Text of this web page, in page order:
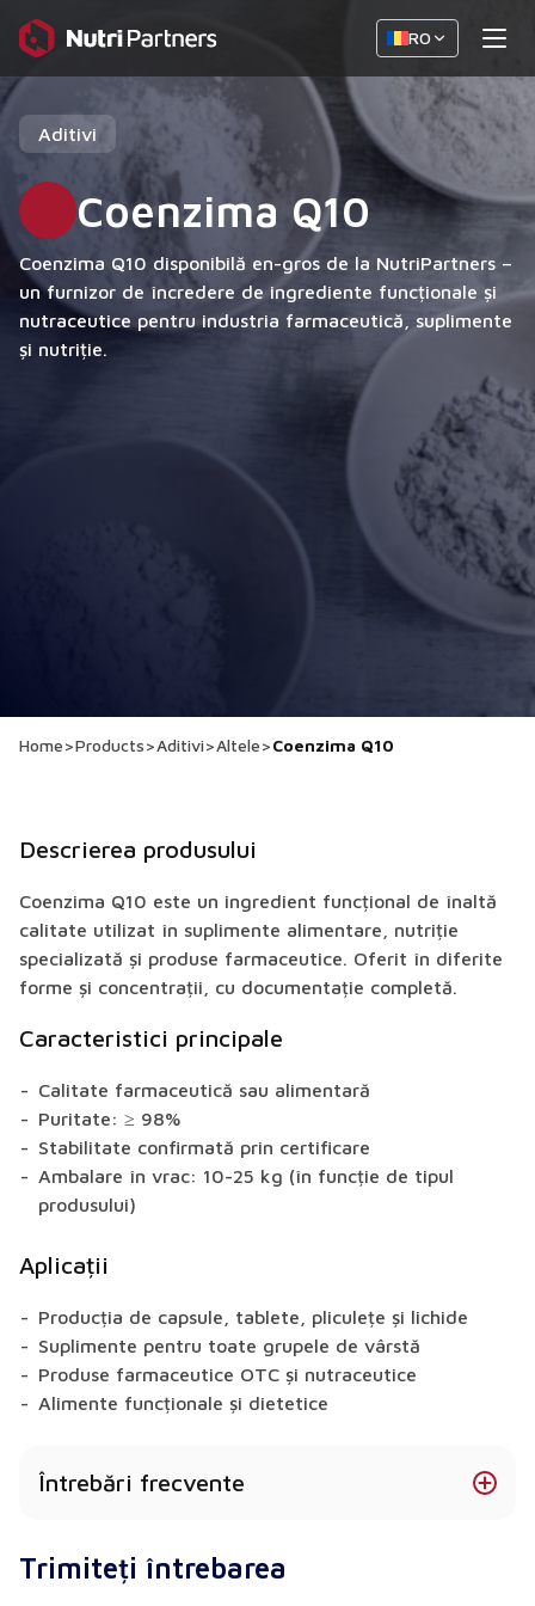
RO
Aditivi
Coenzima Q10
Coenzima Q10 disponibilă en-gros de la NutriPartners –
un furnizor de încredere de ingrediente funcționale și
nutraceutice pentru industria farmaceutică, suplimente
și nutriție.
Home>Products>Aditivi>Altele>Coenzima Q10
Descrierea produsului
Coenzima Q10 este un ingredient funcțional de înaltă
calitate utilizat în suplimente alimentare, nutriție
specializată și produse farmaceutice. Oferit în diferite
forme și concentrații, cu documentație completă.
Caracteristici principale
Calitate farmaceutică sau alimentară
Puritate: ≥ 98%
Stabilitate confirmată prin certificare
Ambalare în vrac: 10-25 kg (în funcție de tipul
produsului)
Aplicații
Producția de capsule, tablete, pliculețe și lichide
Suplimente pentru toate grupele de vârstă
Produse farmaceutice OTC și nutraceutice
Alimente funcționale și dietetice
Întrebări frecvente
Da - disponibil sub formă de pulbere, granule,
Trimiteți întrebarea